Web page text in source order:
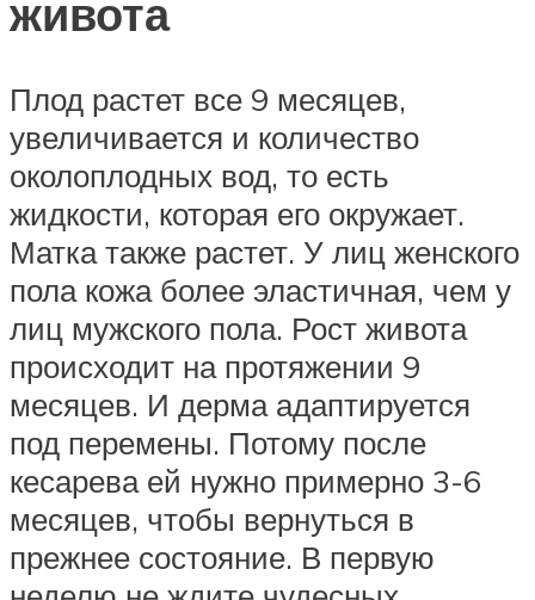
живота
Плод растет все 9 месяцев,
увеличивается и количество
околоплодных вод, то есть
жидкости, которая его окружает.
Матка также растет. У лиц женского
пола кожа более эластичная, чем у
лиц мужского пола. Рост живота
происходит на протяжении 9
месяцев. И дерма адаптируется
под перемены. Потому после
кесарева ей нужно примерно 3-6
месяцев, чтобы вернуться в
прежнее состояние. В первую